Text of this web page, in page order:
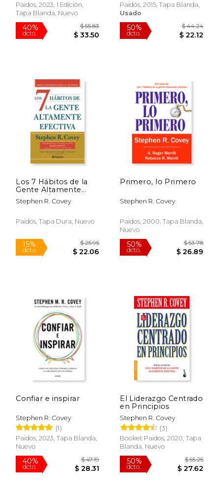
$
Paidos, 2023, 1 Edición,
Tapa Blanda, Nuevo
Paidós, 2015, Tapa Blanda,
Usado
Los 7 Hábitos de la
Gente Altamente
Efectiva / pd. (30
Aniversario)
Stephen R. Covey
Paidos, Tapa Dura, Nuevo
Primero, lo Primero
Stephen R. Covey
Paidos, 2000, Tapa Blanda,
Nuevo
Confiar e inspirar
Stephen R. Covey
(1)
Paidos, 2023, Tapa Blanda,
Nuevo
El Liderazgo Centrado
en Principios
Stephen R. Covey
(3)
Booket Paidos, 2020, Tapa
Blanda, Nuevo